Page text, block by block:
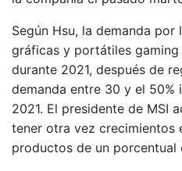
Según Hsu, la demanda
gráficas y portátiles
durante 2021, después de
demanda entre 30 y el 50%
2021. El presidente de MSI
tener otra vez crecimientos
productos de un porcentual